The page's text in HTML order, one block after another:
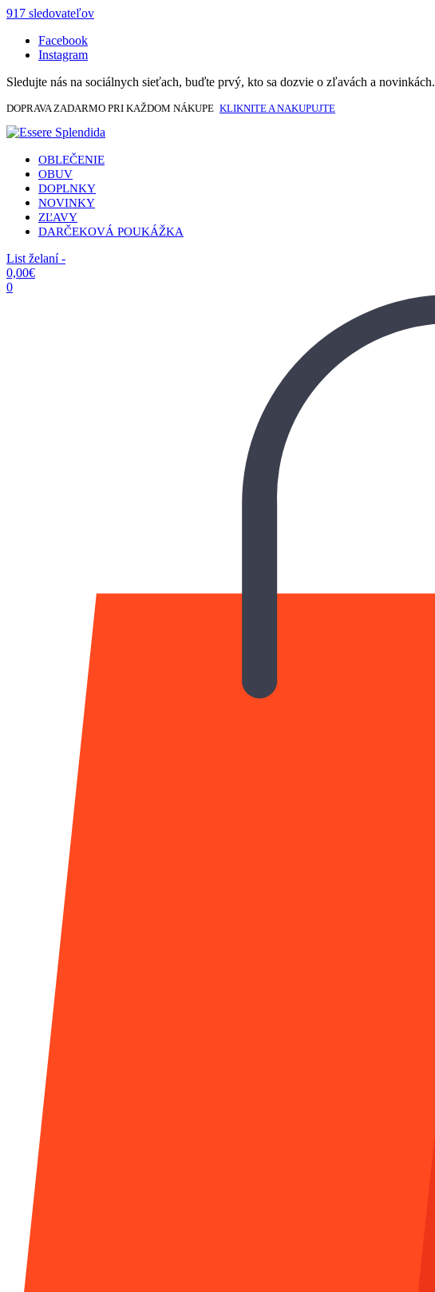
917 sledovateľov
Facebook
Instagram
Sledujte nás na sociálnych sieťach, buďte prvý, kto sa dozvie o zľavách a novinkách.
DOPRAVA ZADARMO PRI KAŽDOM NÁKUPE KLIKNITE A NAKUPUJTE
OBLEČENIE
OBUV
DOPLNKY
NOVINKY
ZĽAVY
DARČEKOVÁ POUKÁŽKA
List želaní -
0,00€
0